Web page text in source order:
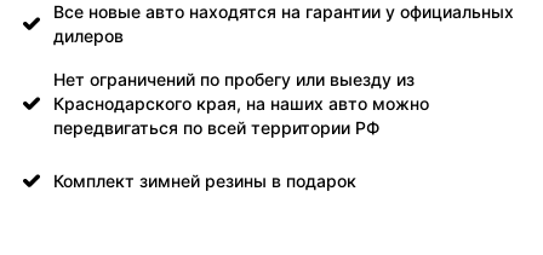
Все новые авто находятся на гарантии у официальных
дилеров
Нет ограничений по пробегу или выезду из
Краснодарского края, на наших авто можно
передвигаться по всей территории РФ
Комплект зимней резины в подарок